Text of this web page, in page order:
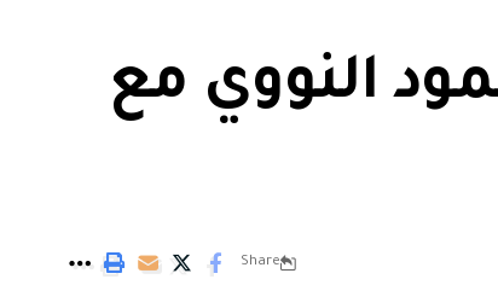
النووي مع
Share